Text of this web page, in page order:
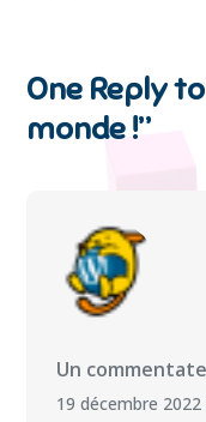
One Reply
monde !”
Un
19 décembre 2022